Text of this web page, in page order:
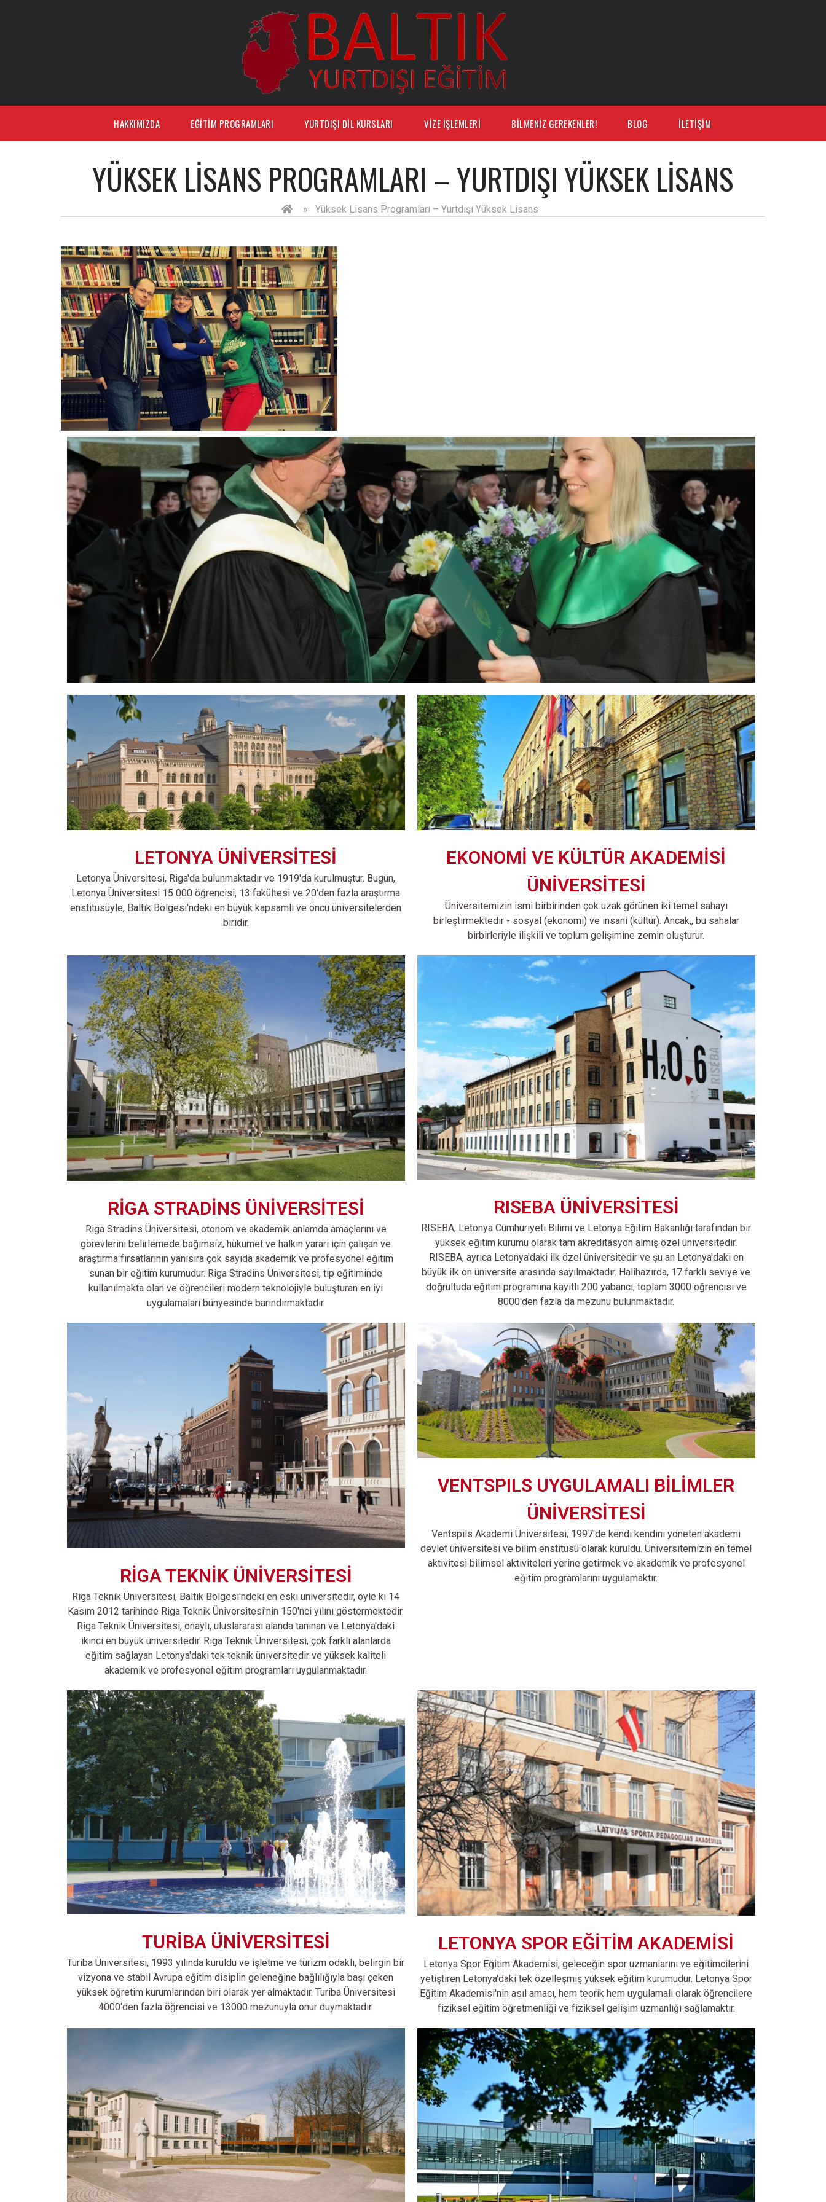
HAKKIMIZDA EĞITIM PROGRAMLARI YURTDIŞI DIL KURSLARI VIZE İŞLEMLERI BILMENIZ GEREKENLER! BLOG İLETIŞIM
YÜKSEK LISANS PROGRAMLARI – YURTDIŞI YÜKSEK LISANS
» Yüksek Lisans Programları – Yurtdışı Yüksek Lisans
YÜKSEK LİSANS
PROGRAMLARI
LETONYA ÜNİVERSİTESİ
Letonya Üniversitesi, Riga'da bulunmaktadır ve 1919'da kurulmuştur. Bugün,
Letonya Üniversitesi 15 000 öğrencisi, 13 fakültesi ve 20'den fazla araştırma
enstitüsüyle, Baltık Bölgesi'ndeki en büyük kapsamlı ve öncü üniversitelerden
biridir.
EKONOMİ VE KÜLTÜR AKADEMİSİ
ÜNİVERSİTESİ
Üniversitemizin ismi birbirinden çok uzak görünen iki temel sahayı
birleştirmektedir - sosyal (ekonomi) ve insani (kültür). Ancak,, bu sahalar
birbirleriyle ilişkili ve toplum gelişimine zemin oluşturur.
RİGA STRADİNS ÜNİVERSİTESİ
Riga Stradins Üniversitesi, otonom ve akademik anlamda amaçlarını ve
görevlerini belirlemede bağımsız, hükümet ve halkın yararı için çalışan ve
araştırma fırsatlarının yanısıra çok sayıda akademik ve profesyonel eğitim
sunan bir eğitim kurumudur. Riga Stradins Üniversitesi, tıp eğitiminde
kullanılmakta olan ve öğrencileri modern teknolojiyle buluşturan en iyi
uygulamaları bünyesinde barındırmaktadır.
RISEBA ÜNİVERSİTESİ
RISEBA, Letonya Cumhuriyeti Bilimi ve Letonya Eğitim Bakanlığı tarafından bir
yüksek eğitim kurumu olarak tam akreditasyon almış özel üniversitedir.
RISEBA, ayrıca Letonya'daki ilk özel üniversitedir ve şu an Letonya'daki en
büyük ilk on üniversite arasında sayılmaktadır. Halihazırda, 17 farklı seviye ve
doğrultuda eğitim programına kayıtlı 200 yabancı, toplam 3000 öğrencisi ve
8000'den fazla da mezunu bulunmaktadır.
RİGA TEKNİK ÜNİVERSİTESİ
Riga Teknik Üniversitesi, Baltık Bölgesi'ndeki en eski üniversitedir, öyle ki 14
Kasım 2012 tarihinde Riga Teknik Üniversitesi'nin 150'nci yılını göstermektedir.
Riga Teknik Üniversitesi, onaylı, uluslararası alanda tanınan ve Letonya'daki
ikinci en büyük üniversitedir. Riga Teknik Üniversitesi, çok farklı alanlarda
eğitim sağlayan Letonya'daki tek teknik üniversitedir ve yüksek kaliteli
akademik ve profesyonel eğitim programları uygulanmaktadır.
VENTSPILS UYGULAMALI BİLİMLER
ÜNİVERSİTESİ
Ventspils Akademi Üniversitesi, 1997'de kendi kendini yöneten akademi
devlet üniversitesi ve bilim enstitüsü olarak kuruldu. Üniversitemizin en temel
aktivitesi bilimsel aktiviteleri yerine getirmek ve akademik ve profesyonel
eğitim programlarını uygulamaktır.
TURİBA ÜNİVERSİTESİ
Turiba Üniversitesi, 1993 yılında kuruldu ve işletme ve turizm odaklı, belirgin bir
vizyona ve stabil Avrupa eğitim disiplin geleneğine bağlılığıyla başı çeken
yüksek öğretim kurumlarından biri olarak yer almaktadır. Turiba Üniversitesi
4000'den fazla öğrencisi ve 13000 mezunuyla onur duymaktadır.
LETONYA SPOR EĞİTİM AKADEMİSİ
Letonya Spor Eğitim Akademisi, geleceğin spor uzmanlarını ve eğitimcilerini
yetiştiren Letonya'daki tek özelleşmiş yüksek eğitim kurumudur. Letonya Spor
Eğitim Akademisi'nin asıl amacı, hem teorik hem uygulamalı olarak öğrencilere
fiziksel eğitim öğretmenliği ve fiziksel gelişim uzmanlığı sağlamaktır.